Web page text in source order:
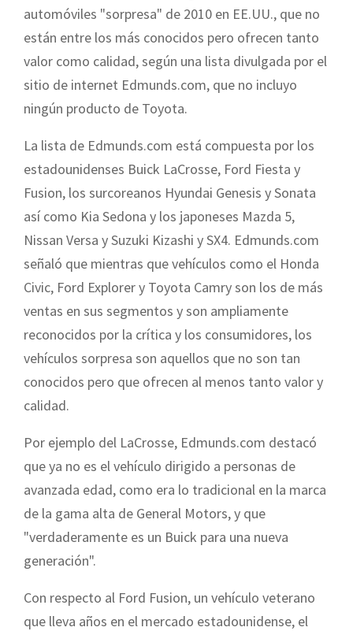
automóviles "sorpresa" de 2010 en EE.UU., que no
están entre los más conocidos pero ofrecen tanto
valor como calidad, según una lista divulgada por el
sitio de internet Edmunds.com, que no incluyo
ningún producto de Toyota.
La lista de Edmunds.com está compuesta por los
estadounidenses Buick LaCrosse, Ford Fiesta y
Fusion, los surcoreanos Hyundai Genesis y Sonata
así como Kia Sedona y los japoneses Mazda 5,
Nissan Versa y Suzuki Kizashi y SX4. Edmunds.com
señaló que mientras que vehículos como el Honda
Civic, Ford Explorer y Toyota Camry son los de más
ventas en sus segmentos y son ampliamente
reconocidos por la crítica y los consumidores, los
vehículos sorpresa son aquellos que no son tan
conocidos pero que ofrecen al menos tanto valor y
calidad.
Por ejemplo del LaCrosse, Edmunds.com destacó
que ya no es el vehículo dirigido a personas de
avanzada edad, como era lo tradicional en la marca
de la gama alta de General Motors, y que
"verdaderamente es un Buick para una nueva
generación".
Con respecto al Ford Fusion, un vehículo veterano
que lleva años en el mercado estadounidense, el